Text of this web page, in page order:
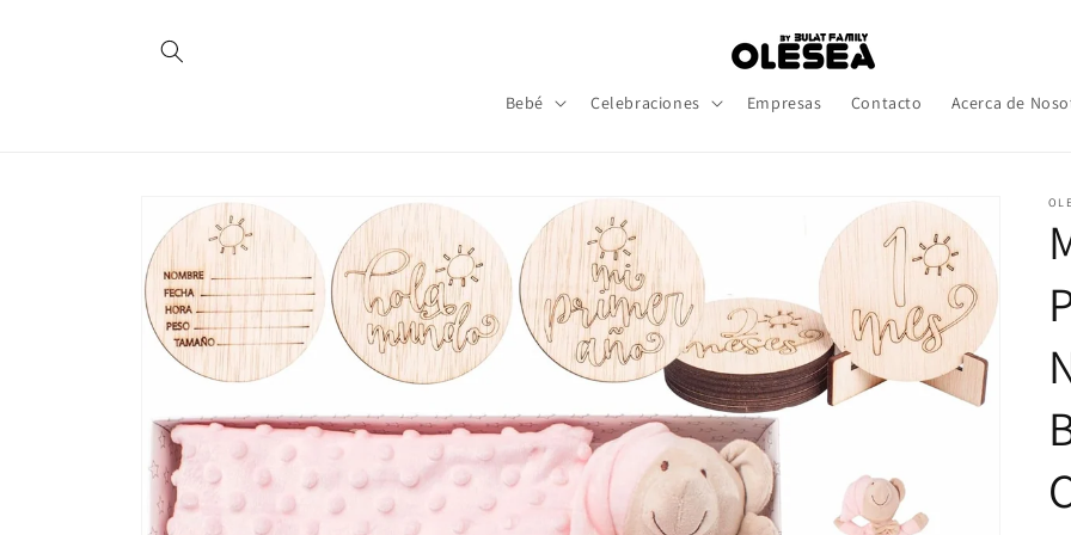
Bebé Celebraciones Empresas Contacto Acerca de
directamente
a la
información
del producto